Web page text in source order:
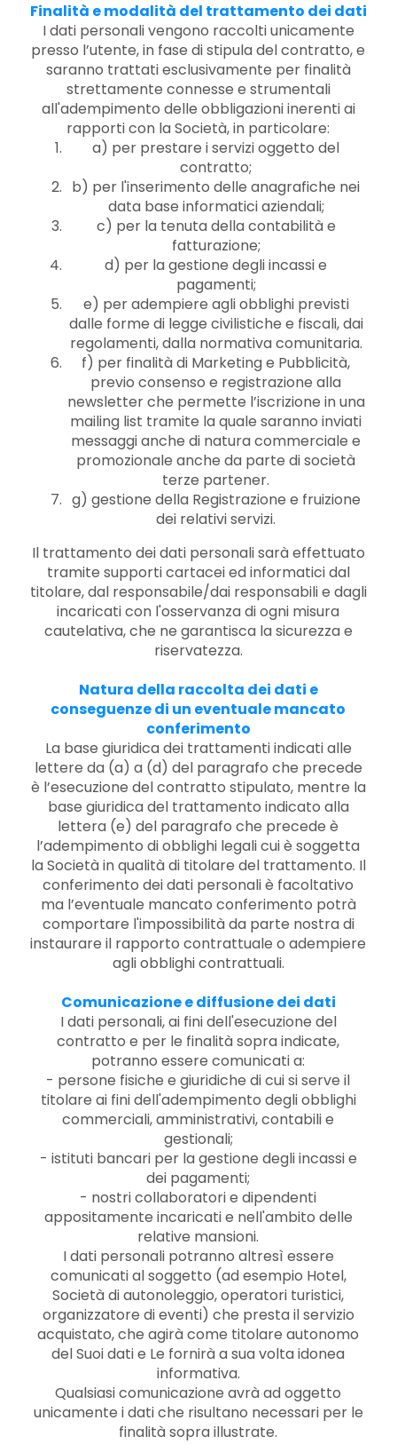
Finalità e modalità del trattamento dei dati
I dati personali vengono raccolti unicamente
presso l’utente, in fase di stipula del contratto, e
saranno trattati esclusivamente per finalità
strettamente connesse e strumentali
all'adempimento delle obbligazioni inerenti ai
rapporti con la Società, in particolare:
a) per prestare i servizi oggetto del
contratto;
b) per l'inserimento delle anagrafiche nei
data base informatici aziendali;
c) per la tenuta della contabilità e
fatturazione;
d) per la gestione degli incassi e
pagamenti;
e) per adempiere agli obblighi previsti
dalle forme di legge civilistiche e fiscali, dai
regolamenti, dalla normativa comunitaria.
f) per finalità di Marketing e Pubblicità,
previo consenso e registrazione alla
newsletter che permette l’iscrizione in una
mailing list tramite la quale saranno inviati
messaggi anche di natura commerciale e
promozionale anche da parte di società
terze partener.
g) gestione della Registrazione e fruizione
dei relativi servizi.
Il trattamento dei dati personali sarà effettuato
tramite supporti cartacei ed informatici dal
titolare, dal responsabile/dai responsabili e dagli
incaricati con l'osservanza di ogni misura
cautelativa, che ne garantisca la sicurezza e
riservatezza.
Natura della raccolta dei dati e
conseguenze di un eventuale mancato
conferimento
La base giuridica dei trattamenti indicati alle
lettere da (a) a (d) del paragrafo che precede
è l’esecuzione del contratto stipulato, mentre la
base giuridica del trattamento indicato alla
lettera (e) del paragrafo che precede è
l’adempimento di obblighi legali cui è soggetta
la Società in qualità di titolare del trattamento. Il
conferimento dei dati personali è facoltativo
ma l’eventuale mancato conferimento potrà
comportare l'impossibilità da parte nostra di
instaurare il rapporto contrattuale o adempiere
agli obblighi contrattuali.
Comunicazione e diffusione dei dati
I dati personali, ai fini dell'esecuzione del
contratto e per le finalità sopra indicate,
potranno essere comunicati a:
- persone fisiche e giuridiche di cui si serve il
titolare ai fini dell'adempimento degli obblighi
commerciali, amministrativi, contabili e
gestionali;
- istituti bancari per la gestione degli incassi e
dei pagamenti;
- nostri collaboratori e dipendenti
appositamente incaricati e nell'ambito delle
relative mansioni.
I dati personali potranno altresì essere
comunicati al soggetto (ad esempio Hotel,
Società di autonoleggio, operatori turistici,
organizzatore di eventi) che presta il servizio
acquistato, che agirà come titolare autonomo
del Suoi dati e Le fornirà a sua volta idonea
informativa.
Qualsiasi comunicazione avrà ad oggetto
unicamente i dati che risultano necessari per le
finalità sopra illustrate.